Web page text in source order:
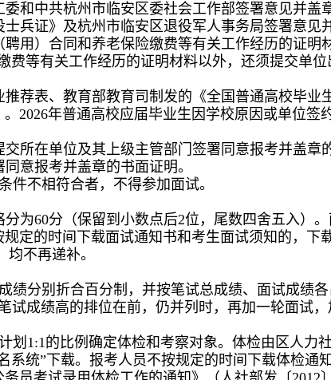
和中共杭州市临安区委社会工作部签署意见并盖
兵证》及杭州市临安区退役军人事务局签署意见
用）合同和养老保险缴费等有关工作经历的证明
等有关工作经历的证明材料以外，还须提交单
推荐表、教育部教育司制发的《全国普通高校毕
2026年普通高校应届毕业生因学校原因或单位签
所在单位及其上级主管部门签署同意报考并盖章
意报考并盖章的书面证明。
件不相符合者，不得参加面试。
为60分（保留到小数点后2位，尾数四舍五入）
定的时间下载面试通知书和考生面试须知的，下
不再递补。
分别折合百分制，并按笔试总成绩、面试成绩各
试成绩高的排位在前，仍并列时，再加一轮面试
1:1的比例确定体检和考察对象。体检由区人力
统”下载。报考人员不按规定的时间下载体检通